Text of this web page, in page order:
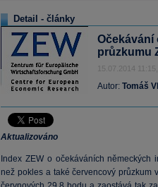
Detail - články
Očekávání
průzkumu
15.07.2014
Autor: Tomáš
Aktualizováno
Index ZEW o očekáváních
než pokles a také červencový průzkum